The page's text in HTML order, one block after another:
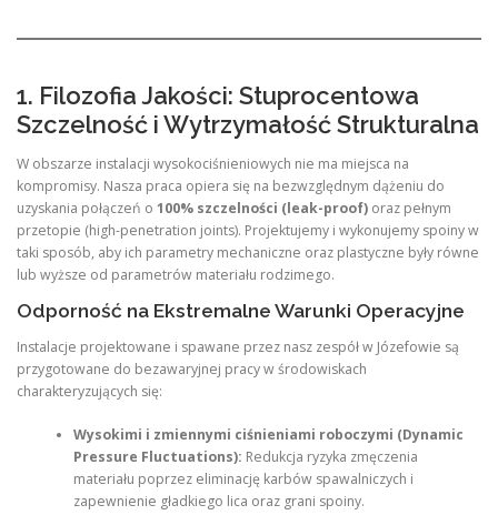
1. Filozofia Jakości: Stuprocentowa
Szczelność i Wytrzymałość Strukturalna
W obszarze instalacji wysokociśnieniowych nie ma miejsca na
kompromisy. Nasza praca opiera się na bezwzględnym dążeniu do
uzyskania połączeń o 100% szczelności (leak-proof) oraz pełnym
przetopie (high-penetration joints). Projektujemy i wykonujemy spoiny w
taki sposób, aby ich parametry mechaniczne oraz plastyczne były równe
lub wyższe od parametrów materiału rodzimego.
Odporność na Ekstremalne Warunki Operacyjne
Instalacje projektowane i spawane przez nasz zespół w Józefowie są
przygotowane do bezawaryjnej pracy w środowiskach
charakteryzujących się:
Wysokimi i zmiennymi ciśnieniami roboczymi (Dynamic
Pressure Fluctuations): Redukcja ryzyka zmęczenia
materiału poprzez eliminację karbów spawalniczych i
zapewnienie gładkiego lica oraz grani spoiny.